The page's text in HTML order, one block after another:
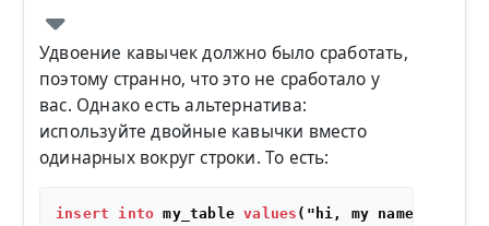
Удвоение кавычек должно было сработать,
поэтому странно, что это не сработало у
вас. Однако есть альтернатива:
используйте двойные кавычки вместо
одинарных вокруг строки. То есть:
insert into my_table values